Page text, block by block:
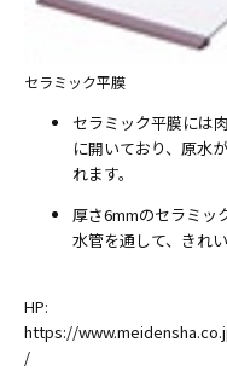
セラミック平膜
セラミック平膜には
に開いており、原水
れます。
厚さ6mmのセラミッ
水管を通して、きれ
HP:
https://
/